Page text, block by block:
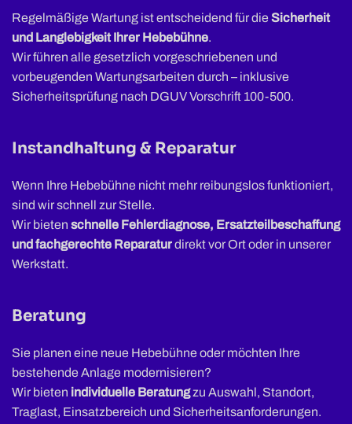
Regelmäßige Wartung ist entscheidend für dieSicherheit
und Langlebigkeit Ihrer Hebebühne.
Wir führen alle gesetzlich vorgeschriebenen und
vorbeugenden Wartungsarbeiten durch – inklusive
Sicherheitsprüfung nach DGUV Vorschrift 100-500.
Instandhaltung & Reparatur
Wenn Ihre Hebebühne nicht mehr reibungslos funktioniert,
sind wir schnell zur Stelle.
Wir bieten schnelle Fehlerdiagnose, Ersatzteilbeschaffung
und fachgerechte Reparaturdirekt vor Ort oder in unserer
Werkstatt.
Beratung
Sie planen eine neue Hebebühne oder möchten Ihre
bestehende Anlage modernisieren?
Wir bieten individuelle Beratungzu Auswahl, Standort,
Traglast, Einsatzbereich und Sicherheitsanforderungen.